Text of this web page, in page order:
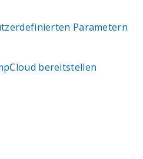
Parametern
bereitstellen